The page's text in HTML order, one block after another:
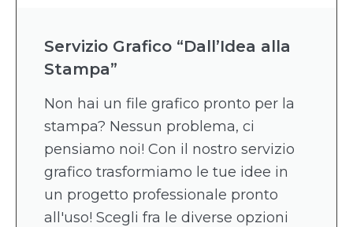
Servizio Grafico “Dall’Idea alla
Stampa”
Non hai un file grafico pronto per la
stampa? Nessun problema, ci
pensiamo noi! Con il nostro servizio
grafico trasformiamo le tue idee in
un progetto professionale pronto
all'uso! Scegli fra le diverse opzioni